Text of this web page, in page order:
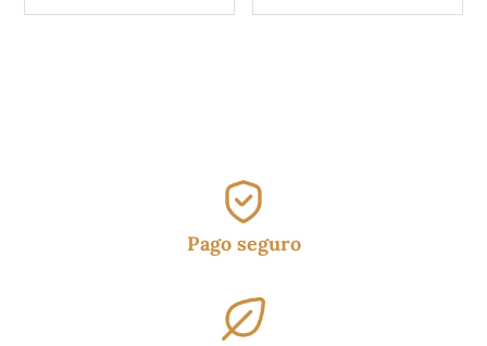
precioprecio
Pago seguro